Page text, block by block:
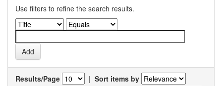
Use filters to refine the search results.
Results/Page | Sort items by